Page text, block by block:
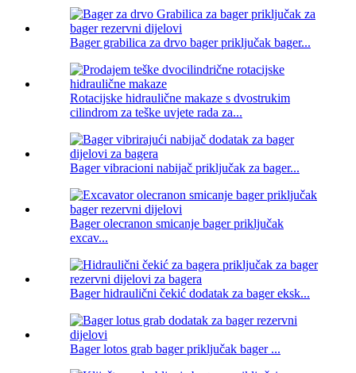
Bager grabilica za drvo bager priključak bager...
Rotacijske hidraulične makaze s dvostrukim
cilindrom za teške uvjete rada za...
Bager vibracioni nabijač priključak za bager...
Bager olecranon smicanje bager priključak
excav...
Bager hidraulični čekić dodatak za bager eksk...
Bager lotos grab bager priključak bager ...